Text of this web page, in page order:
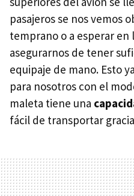
pasajeros se nos vemos
temprano o a esperar en
asegurarnos de tener
equipaje de mano. Esto
para nosotros con el
maleta tiene una
fácil de transportar